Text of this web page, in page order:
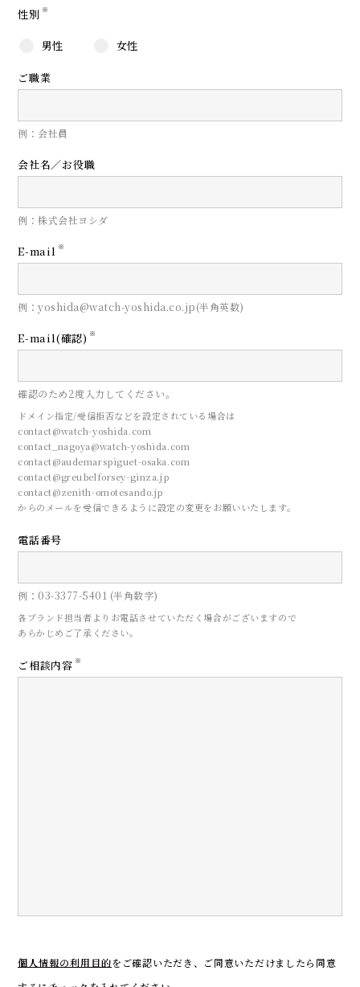
性別 ※
男性 女性
ご職業
例：会社員
会社名／お役職
例：株式会社ヨシダ
E-mail ※
例：yoshida@watch-yoshida.co.jp(半角英数)
E-mail(確認) ※
確認のため2度入力してください。
ドメイン指定/受信拒否などを設定されている場合は
contact@watch-yoshida.com
contact_nagoya@watch-yoshida.com
contact@audemarspiguet-osaka.com
contact@greubelforsey-ginza.jp
contact@zenith-omotesando.jp
からのメールを受信できるように設定の変更をお願いいたします。
電話番号
例：03-3377-5401 (半角数字)
各ブランド担当者よりお電話させていただく場合がございますので
あらかじめご了承ください。
ご相談内容 ※
個人情報の利用目的をご確認いただき、 ご同意いただけましたら同意